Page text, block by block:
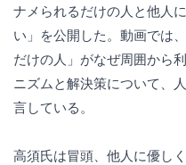
ナメられるだけの人と他人
い」を公開した。動画では、
だけの人」がなぜ周囲から
ニズムと解決策について、
言している。
高須氏は冒頭、他人に優し